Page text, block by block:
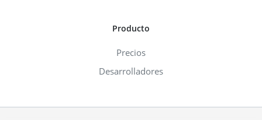
Producto
Precios
Desarrolladores